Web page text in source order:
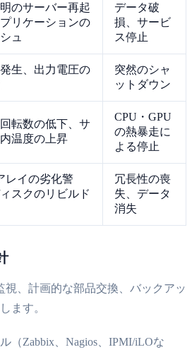
のサーバー再起
リケーションの
ュ
データ破
損、サービ
ス停止
生、出力電圧の
突然のシャ
ットダウン
転数の低下、サ
温度の上昇
CPU・GPU
の熱暴走に
よる停止
レイの劣化警
スクのリビルド
冗長性の喪
失、データ
消失
視、計画的な部品交換、バックアッ
ます。
（Zabbix、Nagios、IPMI/iLOな